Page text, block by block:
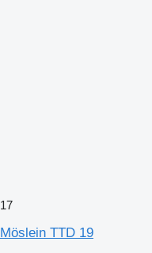
17
Möslein TTD 19